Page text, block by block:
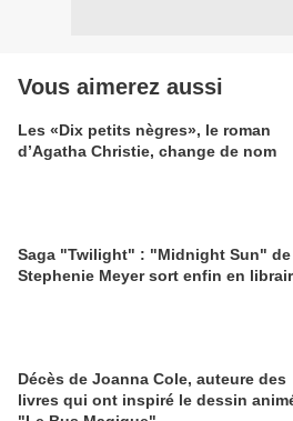
Vous aimerez aussi
Les «Dix petits nègres», le roman
d’Agatha Christie, change de nom
Saga "Twilight" : "Midnight Sun" de
Stephenie Meyer sort enfin en
Décès de Joanna Cole, auteure des
livres qui ont inspiré le dessin